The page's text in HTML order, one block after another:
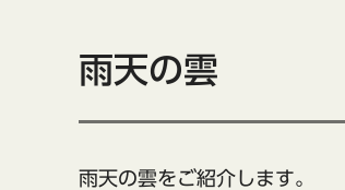
雨天の雲
雨天の雲をご紹介します。